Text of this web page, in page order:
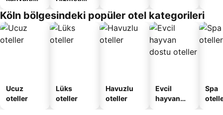
oteller
Apart
Daire
Köln bölgesindeki popüler otel kategorileri
Ucuz
oteller
Lüks
oteller
Havuzlu
oteller
Evcil
hayvan
Spa